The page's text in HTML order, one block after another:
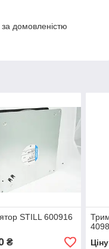
домовленістю
STILL 600916
₴